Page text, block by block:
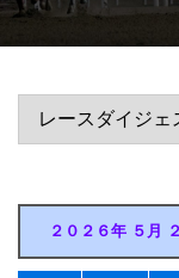
２０２６年 ５月